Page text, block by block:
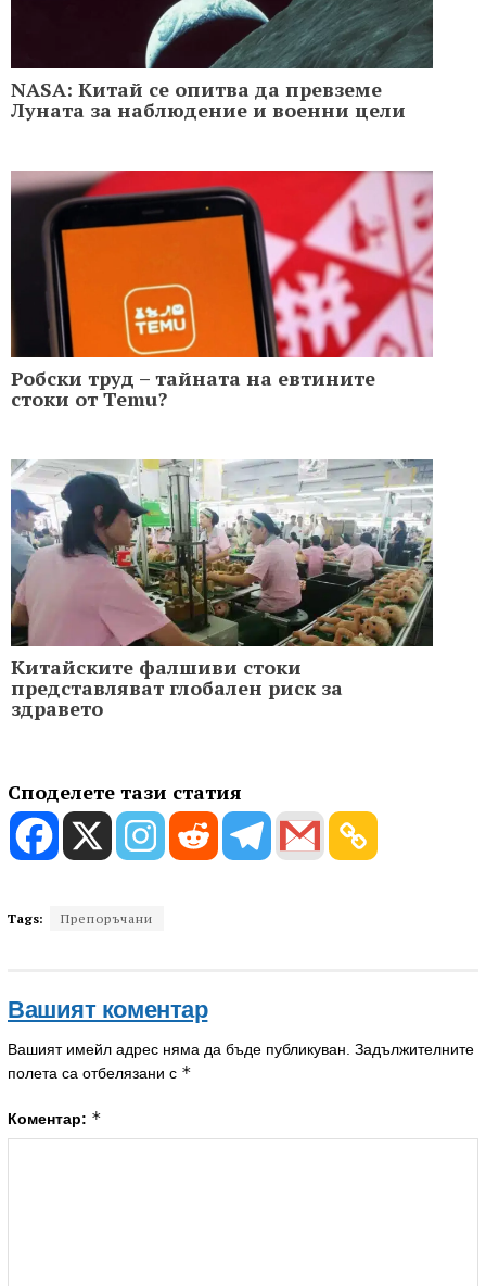
NASA: Китай се опитва да превземе
Луната за наблюдение и военни цели
Робски труд – тайната на евтините
стоки от Temu?
Китайските фалшиви стоки
представляват глобален риск за
здравето
Споделете тази статия
Tags: Препоръчани
Вашият коментар
Вашият имейл адрес няма да бъде публикуван. Задължителните
полета са отбелязани с *
Коментар: *